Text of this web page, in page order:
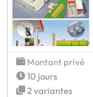
Montant privé
10 jours
2 variantes